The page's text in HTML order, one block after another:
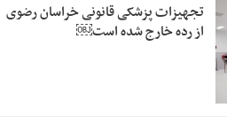
تجهیزات پزشکی قانونی خراسان رضوی
از رده خارج شده است￼